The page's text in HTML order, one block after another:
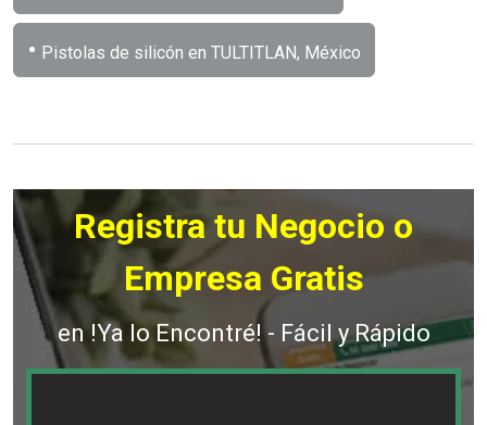
• Pistolas de silicón en TULTITLAN, México
Registra tu Negocio o
Empresa Gratis
en !Ya lo Encontré! - Fácil y Rápido